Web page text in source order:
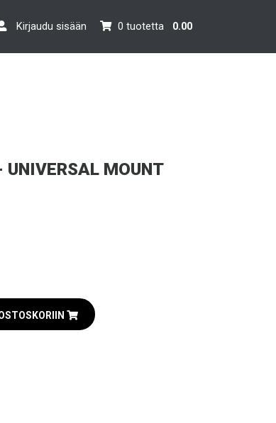
Kirjaudu sisään 0 tuotetta 0.00
MOUNT